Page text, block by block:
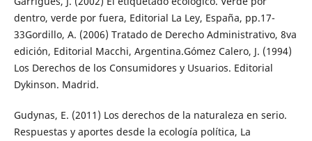
dentro, verde por fuera, Editorial La Ley, España, pp.17-
33Gordillo, A. (2006) Tratado de Derecho Administrativo, 8va
edición, Editorial Macchi, Argentina.Gómez Calero, J. (1994)
Los Derechos de los Consumidores y Usuarios. Editorial
Dykinson. Madrid.
Gudynas, E. (2011) Los derechos de la naturaleza en serio.
Respuestas y aportes desde la ecología política, La